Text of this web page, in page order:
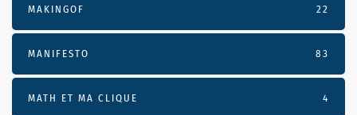
MAKINGOF 22
MANIFESTO 83
MATH ET MA CLIQUE 4